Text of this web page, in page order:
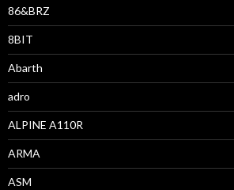
86&BRZ
8BIT
Abarth
adro
ALPINE A110R
ARMA
ASM